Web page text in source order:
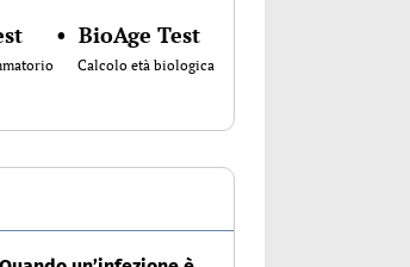
• BioAge Test
Calcolo età biologica